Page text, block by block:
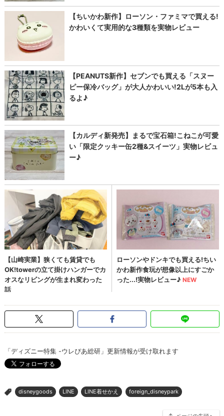
「ディズニー特集 -ウレぴあ総研」更新情報が受け取れます
> disneygoods LINE LINE着せかえ foreign_disneypark